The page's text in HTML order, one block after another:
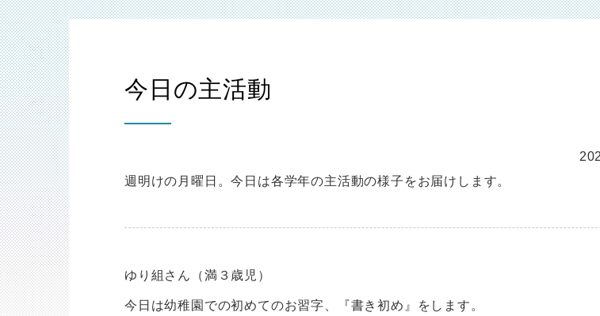
今日の主活動
週明けの月曜日。今日は各学年の主活動の様子をお届けします。
ゆり組さん（満３歳児）
今日は幼稚園での初めてのお習字、『書き初め』をします。